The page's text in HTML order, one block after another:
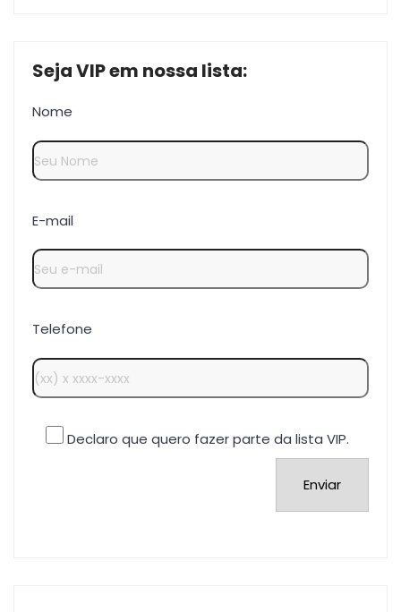
Seja VIP em nossa lista:
Nome
E-mail
Telefone
Declaro que quero fazer parte da lista VIP.